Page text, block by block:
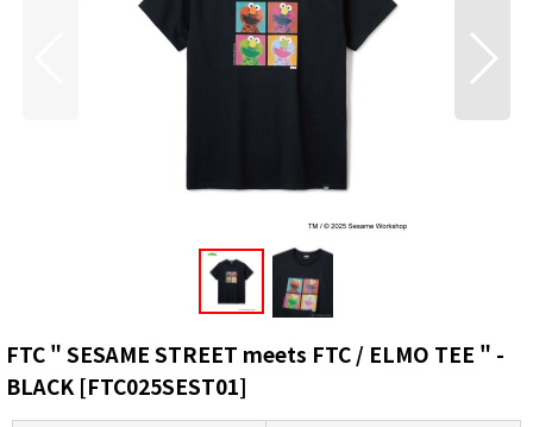
FTC " SESAME STREET meets FTC / ELMO TEE " -
BLACK [FTC025SEST01]